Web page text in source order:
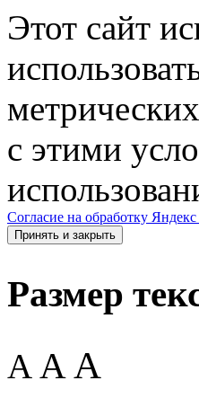
Этот сайт
с этими
Согласие на обработку
Принять и закрыть
Размер
A AA